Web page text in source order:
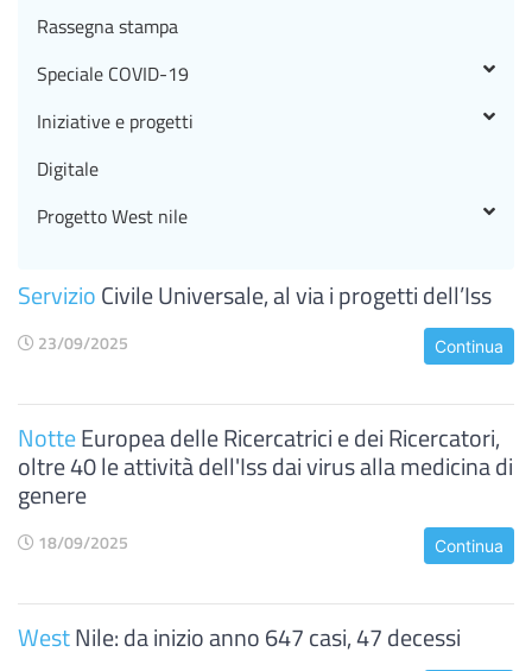
ServizioCivile Universale, al via i progetti dell’Iss
23/09/2025 Continua
NotteEuropea delle Ricercatrici e dei Ricercatori,
oltre 40 le attività dell'Iss dai virus alla medicina di
genere
18/09/2025 Continua
WestNile: da inizio anno 647 casi, 47 decessi
Rassegna stampa
Speciale COVID-19
Iniziative e progetti
Digitale
Progetto West nile